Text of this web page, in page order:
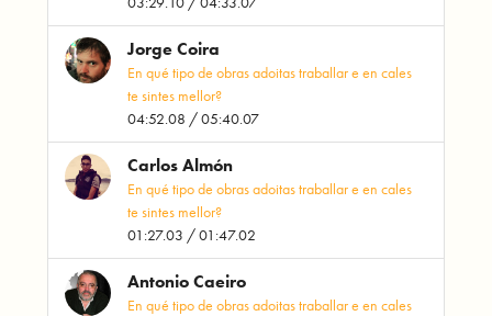
Jorge Coira
En qué tipo de obras adoitas traballar e en cales
te sintes mellor?
04:52.08 / 05:40.07
Carlos Almón
En qué tipo de obras adoitas traballar e en cales
te sintes mellor?
01:27.03 / 01:47.02
Antonio Caeiro
En qué tipo de obras adoitas traballar e en cales